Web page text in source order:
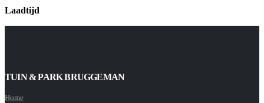
Laadtijd
TUIN & PARK BRUGGEMAN
Home